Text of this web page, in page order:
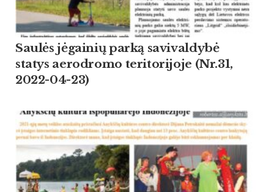
Saulės jėgainių parką savivaldybė
statys aerodromo teritorijoje (Nr.31,
2022-04-23)